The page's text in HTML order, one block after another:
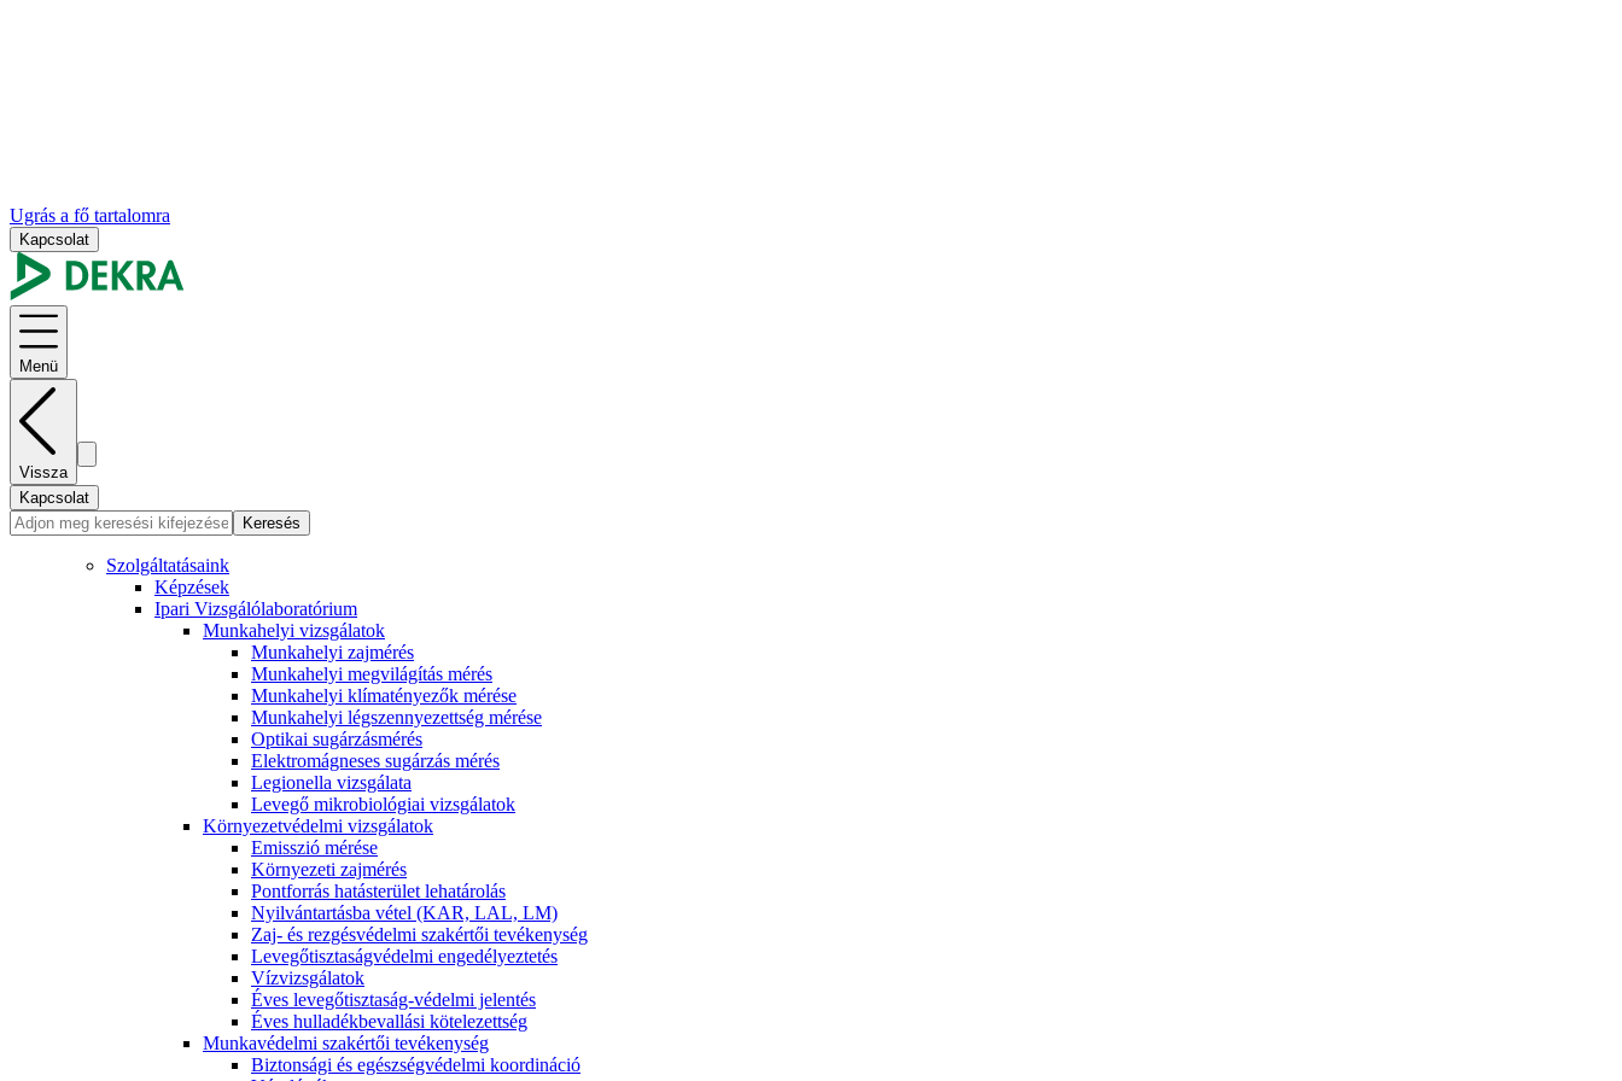
Ugrás a fő tartalomra
Kapcsolat
Menü
Vissza
Kapcsolat
Keresés
Szolgáltatásaink
Képzések
Ipari Vizsgálólaboratórium
Munkahelyi vizsgálatok
Munkahelyi zajmérés
Munkahelyi megvilágítás mérés
Munkahelyi klímatényezők mérése
Munkahelyi légszennyezettség mérése
Optikai sugárzásmérés
Elektromágneses sugárzás mérés
Legionella vizsgálata
Levegő mikrobiológiai vizsgálatok
Környezetvédelmi vizsgálatok
Emisszió mérése
Környezeti zajmérés
Pontforrás hatásterület lehatárolás
Nyilvántartásba vétel (KAR, LAL, LM)
Zaj- és rezgésvédelmi szakértői tevékenység
Levegőtisztaságvédelmi engedélyeztetés
Vízvizsgálatok
Éves levegőtisztaság-védelmi jelentés
Éves hulladékbevallási kötelezettség
Munkavédelmi szakértői tevékenység
Biztonsági és egészségvédelmi koordináció